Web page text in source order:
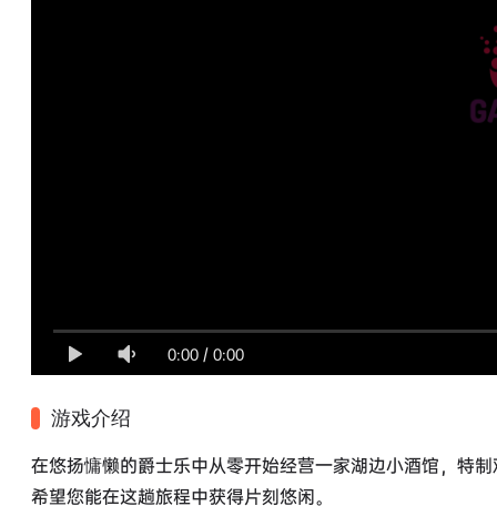
0:00 / 0:00
游戏介绍
在悠扬慵懒的爵士乐中从零开始经营一家湖边小酒馆，特
希望您能在这趟旅程中获得片刻悠闲。